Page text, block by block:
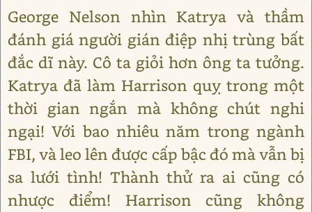
George Nelson nhìn Katrya và thầm
đánh giá người gián điệp nhị trùng bất
đắc dĩ này. Cô ta giỏi hơn ông ta tưởng.
Katrya đã làm Harrison quỵ trong một
thời gian ngắn mà không chút nghi
ngại! Với bao nhiêu năm trong ngành
FBI, và leo lên được cấp bậc đó mà vẫn bị
sa lưới tình! Thành thử ra ai cũng có
nhược điểm! Harrison cũng không